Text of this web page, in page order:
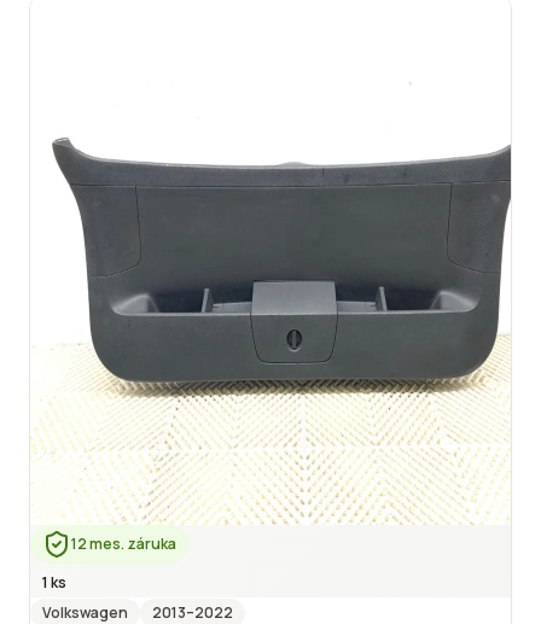
12 mes. záruka
1 ks
Volkswagen
2013–2022